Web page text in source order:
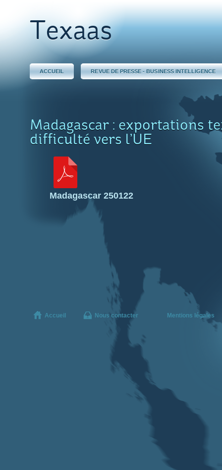
Texaas
ACCUEIL REVUE DE PRESSE - BUSINESS INTELLIGENCE
Madagascar : exportations
difficulté vers l’UE
Madagascar 250122
Accueil Nous contacter Mentions légales